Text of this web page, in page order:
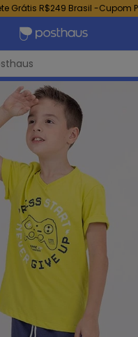
Grátis R$249 Brasil -Cupom